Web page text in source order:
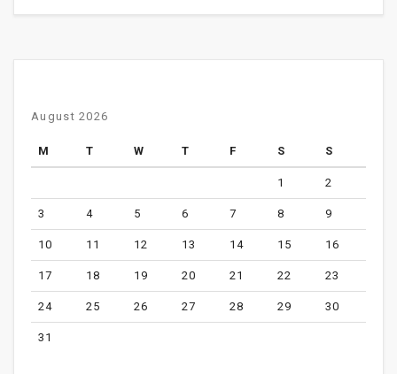
August 2026
M T W T F S S
1 2
3 4 5 6 7 8 9
10 11 12 13 14 15 16
17 18 19 20 21 22 23
24 25 26 27 28 29 30
31